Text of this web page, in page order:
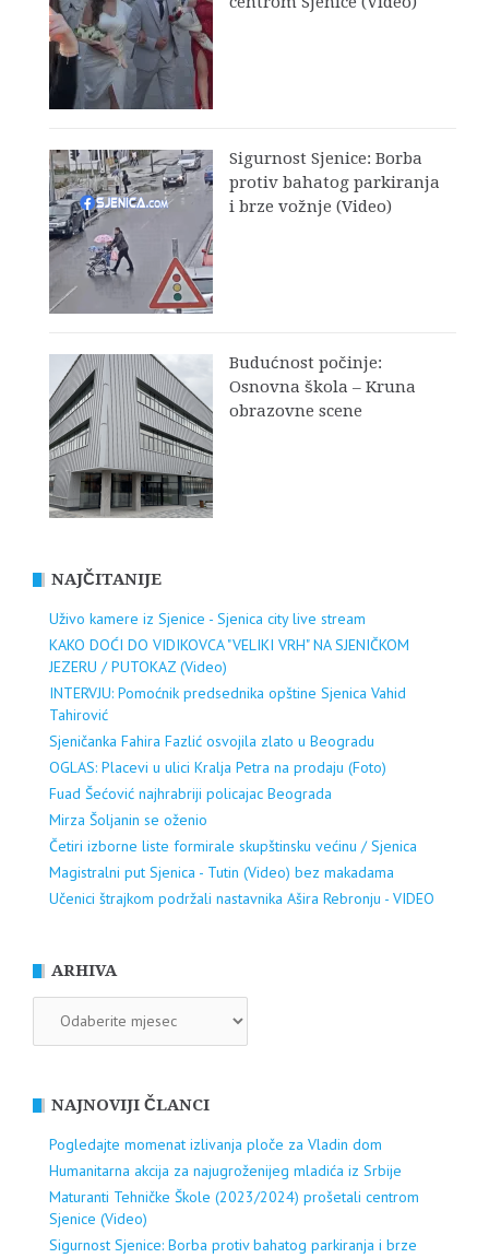
Sigurnost Sjenice: Borba
protiv bahatog parkiranja
i brze vožnje (Video)
Budućnost počinje:
Osnovna škola – Kruna
obrazovne scene
NAJČITANIJE
Uživo kamere iz Sjenice - Sjenica city live stream
KAKO DOĆI DO VIDIKOVCA "VELIKI VRH" NA SJENIČKOM
JEZERU / PUTOKAZ (Video)
INTERVJU: Pomoćnik predsednika opštine Sjenica Vahid
Tahirović
Sjeničanka Fahira Fazlić osvojila zlato u Beogradu
OGLAS: Placevi u ulici Kralja Petra na prodaju (Foto)
Fuad Šećović najhrabriji policajac Beograda
Mirza Šoljanin se oženio
Četiri izborne liste formirale skupštinsku većinu / Sjenica
Magistralni put Sjenica - Tutin (Video) bez makadama
Učenici štrajkom podržali nastavnika Ašira Rebronju - VIDEO
ARHIVA
NAJNOVIJI ČLANCI
Pogledajte momenat izlivanja ploče za Vladin dom
Humanitarna akcija za najugroženijeg mladića iz Srbije
Maturanti Tehničke Škole (2023/2024) prošetali centrom
Sjenice (Video)
Sigurnost Sjenice: Borba protiv bahatog parkiranja i brze